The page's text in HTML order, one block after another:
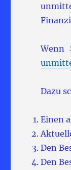
Wenn
Dazu
Einen
Den
Den